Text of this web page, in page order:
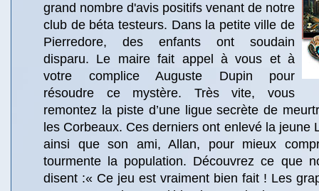
grand nombre d'avis positifs venant de notre
club de béta testeurs. Dans la petite ville de
Pierredore, des enfants ont soudain
disparu. Le maire fait appel à vous et à
votre complice Auguste Dupin pour
résoudre ce mystère. Très vite, vous
remontez la piste d’une ligue secrète de
les Corbeaux. Ces derniers ont enlevé la jeune
ainsi que son ami, Allan, pour mieux
tourmente la population. Découvrez ce que
disent :« Ce jeu est vraiment bien fait ! Les